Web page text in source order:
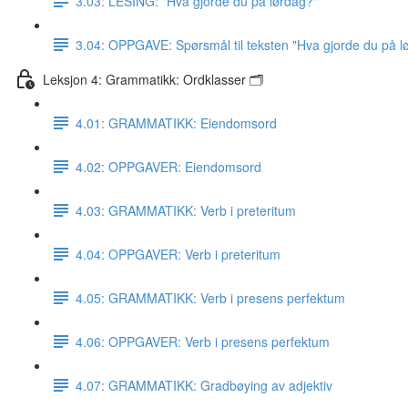
3.04: OPPGAVE: Spørsmål til teksten "Hva gjorde du på
Leksjon 4: Grammatikk: Ordklasser 🗂
4.01: GRAMMATIKK: Eiendomsord
4.02: OPPGAVER: Eiendomsord
4.03: GRAMMATIKK: Verb i preteritum
4.04: OPPGAVER: Verb i preteritum
4.05: GRAMMATIKK: Verb i presens perfektum
4.06: OPPGAVER: Verb i presens perfektum
4.07: GRAMMATIKK: Gradbøying av adjektiv